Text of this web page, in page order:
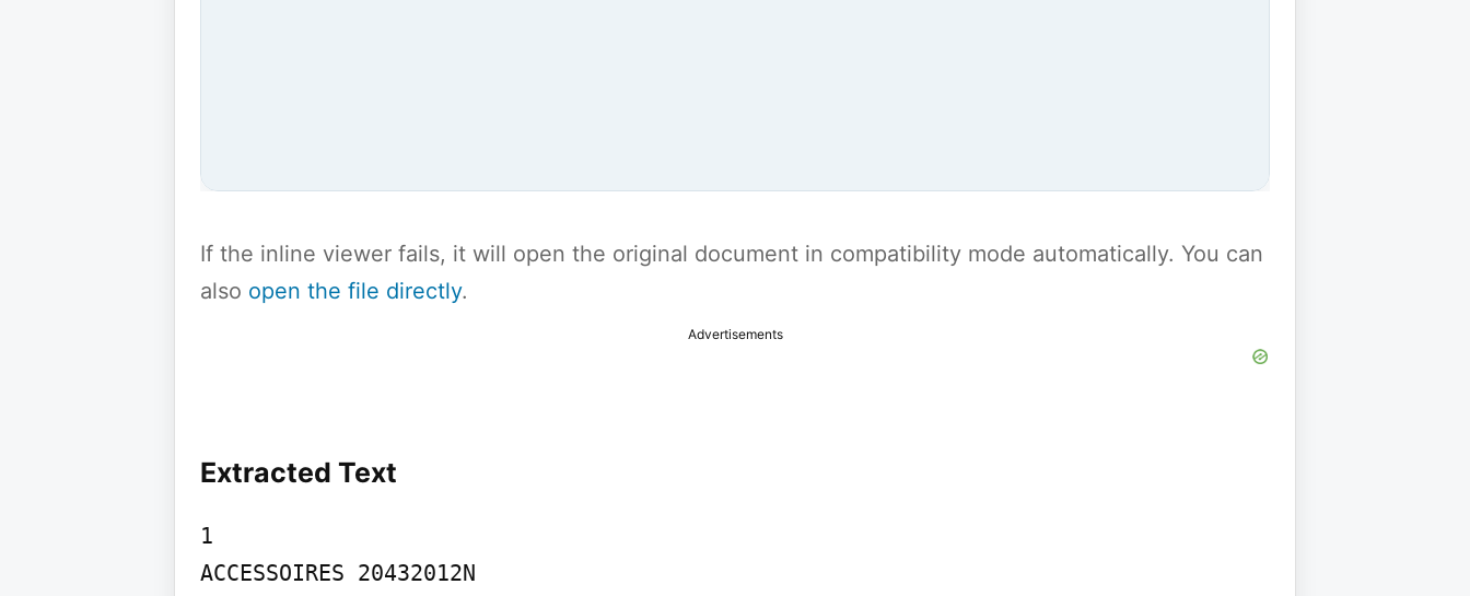
If the inline viewer fails, it will open the original document in compatibility mode automatically. You can
also open the file directly.
Advertisements
Extracted Text
1
ACCESSOIRES 20432012N